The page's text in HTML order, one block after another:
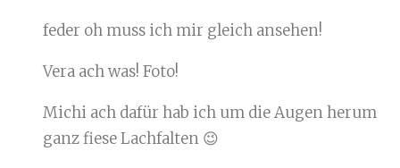
feder oh muss ich mir gleich ansehen!
Vera ach was! Foto!
Michi ach dafür hab ich um die Augen herum
ganz fiese Lachfalten 😉